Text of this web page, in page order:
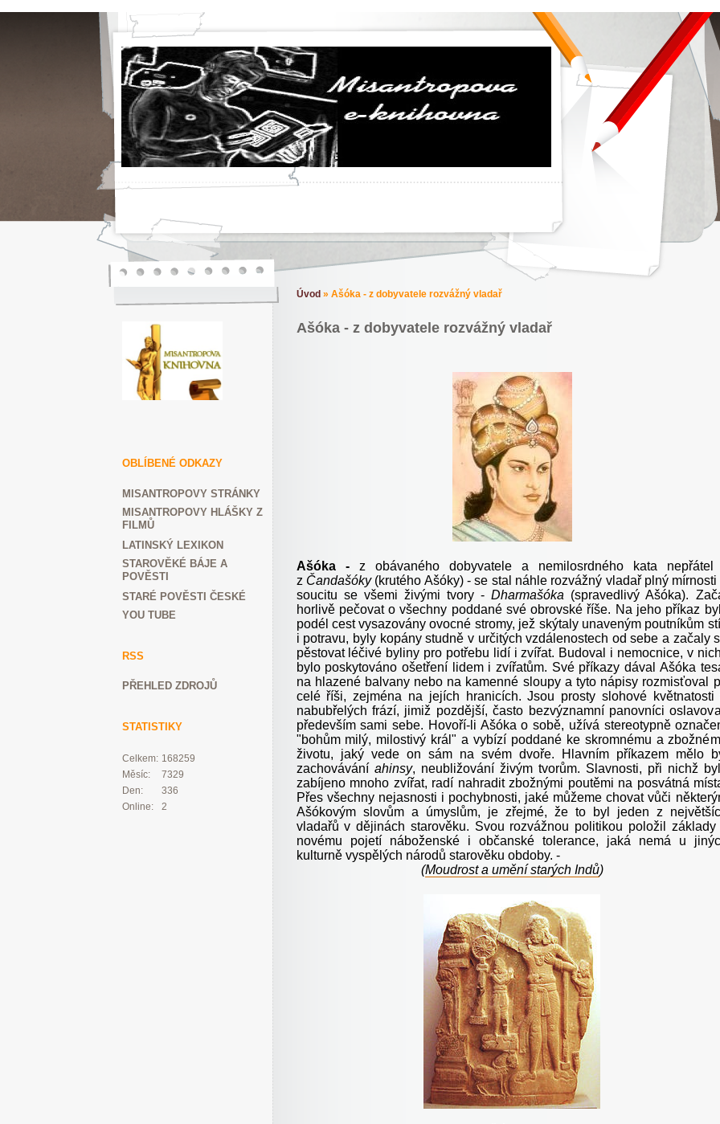
OBLÍBENÉ ODKAZY
MISANTROPOVY STRÁNKY
MISANTROPOVY HLÁŠKY Z
FILMŮ
LATINSKÝ LEXIKON
STAROVĚKÉ BÁJE A
POVĚSTI
STARÉ POVĚSTI ČESKÉ
YOU TUBE
RSS
PŘEHLED ZDROJŮ
STATISTIKY
Online: 2
Celkem: 168259
Měsíc:
7329
Den:
336
Úvod » Ašóka - z dobyvatele rozvážný vladař
Ašóka - z dobyvatele rozvážný vladař
Ašóka -z obávaného dobyvatele a nemilosrdného kata
z Čandašóky(krutého Ašóky) - se stal náhle rozvážný vladař plný mírnosti
soucitu se všemi živými tvory -Dharmašóka (spravedlivý Ašóka).
horlivě pečovat o všechny poddané své obrovské říše. Na jeho příkaz
podél cest vysazovány ovocné stromy, jež skýtaly unaveným poutníkům
i potravu, byly kopány studně v určitých vzdálenostech od sebe a začaly
pěstovat léčivé byliny pro potřebu lidí i zvířat. Budoval i nemocnice, v
bylo poskytováno ošetření lidem i zvířatům. Své příkazy dával Ašóka
na hlazené balvany nebo na kamenné sloupy a tyto nápisy rozmisťoval
celé říši, zejména na jejích hranicích. Jsou prosty slohové květnatosti
nabubřelých frází, jimiž pozdější, často bezvýznamní panovníci
především sami sebe. Hovoří-li Ašóka o sobě, užívá stereotypně
"bohům milý, milostivý král" a vybízí poddané ke skromnému a
životu, jaký vede on sám na svém dvoře. Hlavním příkazem mělo
zachovávání ahinsy, neubližování živým tvorům. Slavnosti, při nichž
zabíjeno mnoho zvířat, radí nahradit zbožnými poutěmi na posvátná
Přes všechny nejasnosti i pochybnosti, jaké můžeme chovat vůči
Ašókovým slovům a úmyslům, je zřejmé, že to byl jeden z
vladařů v dějinách starověku. Svou rozvážnou politikou položil základy
novému pojetí náboženské i občanské tolerance, jaká nemá u
kulturně vyspělých národů starověku obdoby. -
(Moudrost a umění starých Indů)